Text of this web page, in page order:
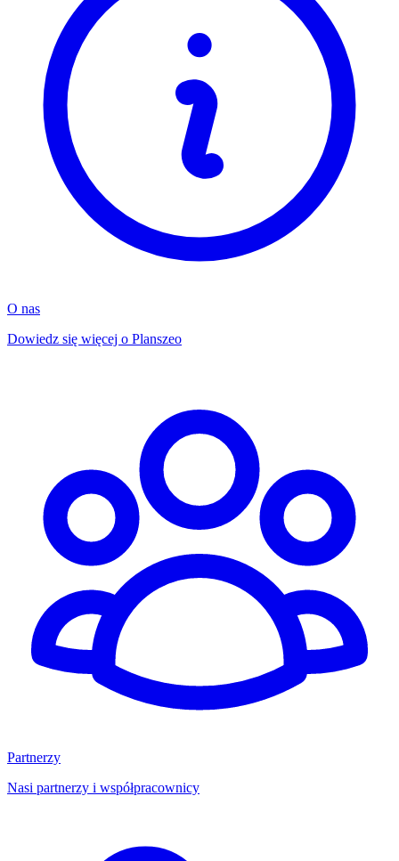
O nas
Dowiedz się więcej o Planszeo
Partnerzy
Nasi partnerzy i współpracownicy